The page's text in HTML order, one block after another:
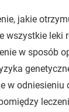
jakie
wszystkie leki
w sposób
w odniesieniu